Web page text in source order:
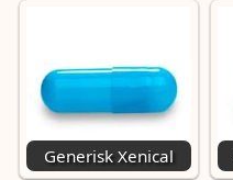
Generisk Xenical